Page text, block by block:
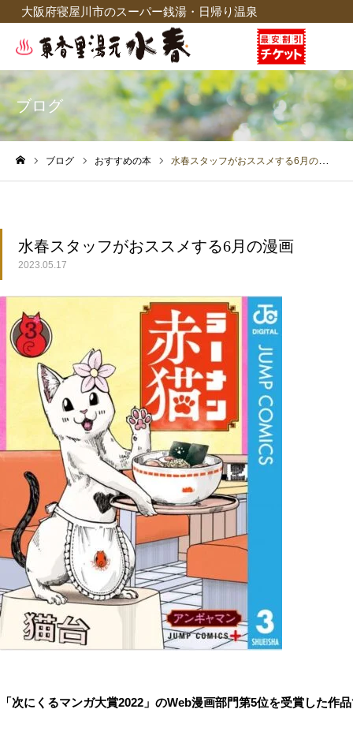
大阪府寝屋川市のスーパー銭湯・日帰り温泉
ブログ
ブログ おすすめの本 水春スタッフがおススメする6月の漫画
水春スタッフがおススメする6月の漫画
2023.05.17
「次にくるマンガ大賞2022 」のWeb漫画部門第5位を受賞した作